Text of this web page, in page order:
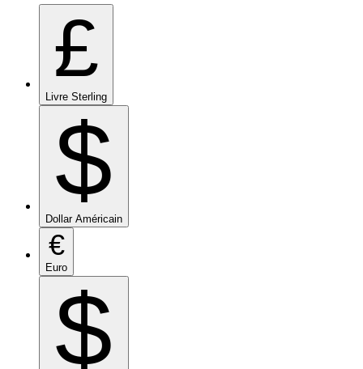
£
Livre Sterling
$
Dollar Américain
€
Euro
$